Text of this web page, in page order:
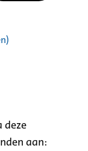
deze
aan: